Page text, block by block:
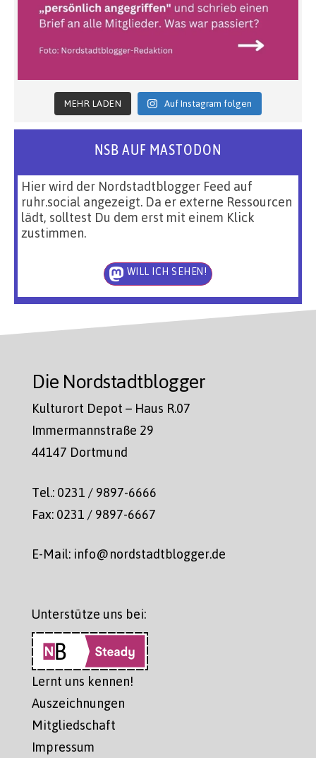
MEHR LADEN Auf Instagram folgen
NSB AUF MASTODON
Hier wird der Nordstadtblogger Feed auf
ruhr.social angezeigt. Da er externe Ressourcen
lädt, solltest Du dem erst mit einem Klick
zustimmen.
WILL ICH SEHEN!
Die Nordstadtblogger
Kulturort Depot – Haus R.07
Immermannstraße 29
44147 Dortmund
Tel.: 0231 / 9897-6666
Fax: 0231 / 9897-6667
E-Mail: info@nordstadtblogger.de
Unterstütze uns bei:
Lernt uns kennen!
Auszeichnungen
Mitgliedschaft
Impressum